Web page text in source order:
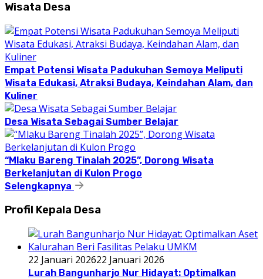
Wisata Desa
Empat Potensi Wisata Padukuhan Semoya Meliputi
Wisata Edukasi, Atraksi Budaya, Keindahan Alam, dan
Kuliner
Desa Wisata Sebagai Sumber Belajar
“Mlaku Bareng Tinalah 2025”, Dorong Wisata
Berkelanjutan di Kulon Progo
Selengkapnya
Profil Kepala Desa
22 Januari 202622 Januari 2026
Lurah Bangunharjo Nur Hidayat: Optimalkan